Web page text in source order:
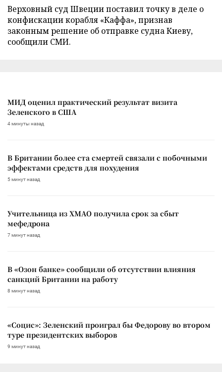
Верховный суд Швеции поставил точку в деле о
конфискации корабля «Каффа», признав
законным решение об отправке судна Киеву,
сообщили СМИ.
МИД оценил практический результат визита
Зеленского в США
4 минуты назад
В Британии более ста смертей связали с побочными
эффектами средств для похудения
5 минут назад
Учительница из ХМАО получила срок за сбыт
мефедрона
7 минут назад
В «Озон банке» сообщили об отсутствии влияния
санкций Британии на работу
8 минут назад
«Социс»: Зеленский проиграл бы Федорову во втором
туре президентских выборов
9 минут назад